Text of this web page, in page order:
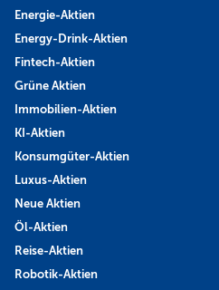
Energie-Aktien
Energy-Drink-Aktien
Fintech-Aktien
Grüne Aktien
Immobilien-Aktien
KI-Aktien
Konsumgüter-Aktien
Luxus-Aktien
Neue Aktien
Öl-Aktien
Reise-Aktien
Robotik-Aktien